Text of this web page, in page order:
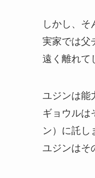
しかし、そ
実家では父
遠く離れて
ユジンは能
ギョウルは
ン）に託し
ユジンはそ